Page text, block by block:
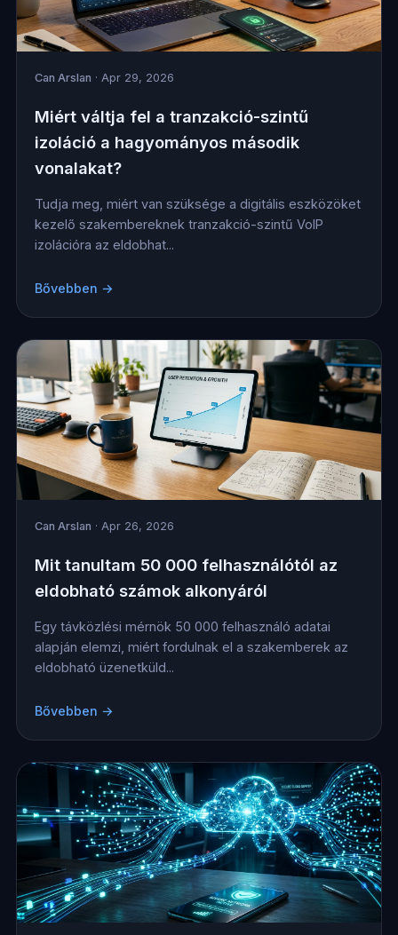
Can Arslan · Apr 29, 2026
Miért váltja fel a tranzakció-szintű
izoláció a hagyományos második
vonalakat?
Tudja meg, miért van szüksége a digitális eszközöket
kezelő szakembereknek tranzakció-szintű VoIP
izolációra az eldobhat...
Bővebben →
Can Arslan · Apr 26, 2026
Mit tanultam 50 000 felhasználótól az
eldobható számok alkonyáról
Egy távközlési mérnök 50 000 felhasználó adatai
alapján elemzi, miért fordulnak el a szakemberek az
eldobható üzenetküld...
Bővebben →